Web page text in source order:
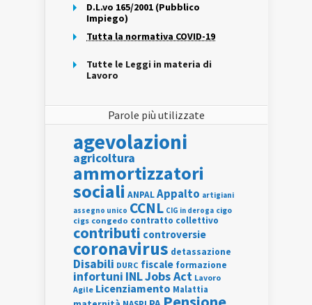
D.L.vo 165/2001 (Pubblico
Impiego)
Tutta la normativa COVID-19
Tutte le Leggi in materia di
Lavoro
Parole più utilizzate
agevolazioni
agricoltura
ammortizzatori
sociali ANPALAppalto artigiani
assegno unico CCNL CIG in deroga cigo
cigs congedo contratto collettivo
contributi controversie
coronavirus detassazione
Disabili DURC fiscale formazione
infortuni INLJobs Act Lavoro
Agile Licenziamento Malattia